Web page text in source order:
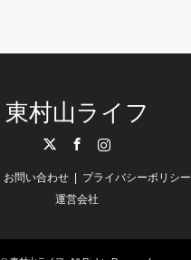
東村山ライフ
お問い合わせ プライバシーポリシー
運営会社